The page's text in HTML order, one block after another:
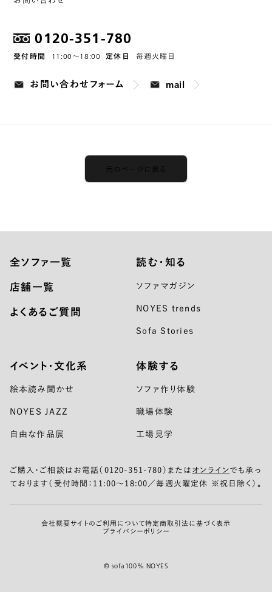
0120-351-780
受付時間 11:00〜18:00 定休日 毎週火曜日
お問い合わせフォーム mail
元のページに戻る
全ソファ一覧
店舗一覧
よくあるご質問
読む・知る
ソファマガジン
NOYES trends
Sofa Stories
イベント・文化系
絵本読み聞かせ
NOYES JAZZ
自由な作品展
体験する
ソファ作り体験
職場体験
工場見学
ご購入・ご相談はお電話（0120-351-780）または オンラインでも承っ
ております（受付時間：11:00〜18:00／毎週火曜定休 ※祝日除く）。
© sofa100% NOYES
会社概要サイトのご利用について特定商取引法に基づく表示
プライバシーポリシー